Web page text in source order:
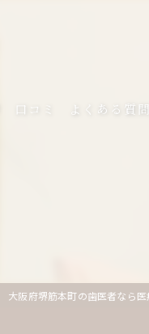
口コミ よくある質問
大阪府堺筋本町の歯医者なら